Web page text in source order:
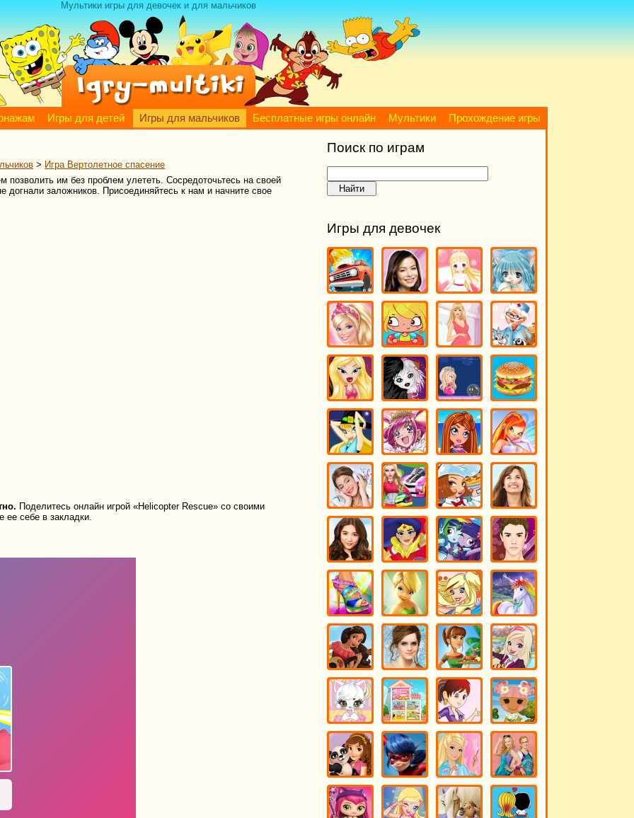
Мультики игры для девочек и для мальчиков
Игры для детей Игры для мальчиков Бесплатные игры онлайн Мультики Прохождение игры
> Игра Вертолетное спасение
позволить им без проблем улететь. Сосредоточьтесь на своей
догнали заложников. Присоединяйтесь к нам и начните свое
Поделитесь онлайн игрой «Helicopter Rescue» со своими
ее себе в закладки.
Поиск по играм
Игры для девочек